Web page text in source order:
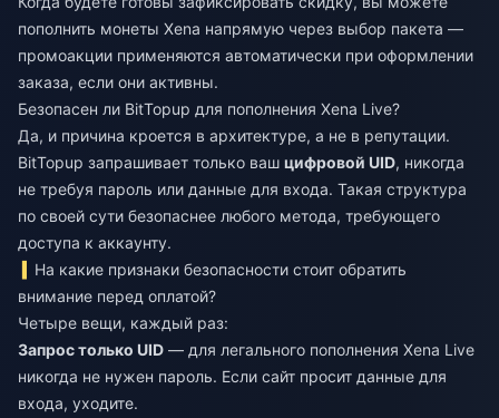
пополнить монеты Xena напрямую через выбор пакета —
промоакции применяются автоматически при оформлении
заказа, если они активны.
Безопасен ли BitTopup для пополнения Xena Live?
Да, и причина кроется в архитектуре, а не в репутации.
BitTopup запрашивает только ваш цифровой UID, никогда
не требуя пароль или данные для входа. Такая структура
по своей сути безопаснее любого метода, требующего
доступа к аккаунту.
На какие признаки безопасности стоит обратить
внимание перед оплатой?
Четыре вещи, каждый раз:
Запрос только UID — для легального пополнения Xena Live
никогда не нужен пароль. Если сайт просит данные для
входа, уходите.